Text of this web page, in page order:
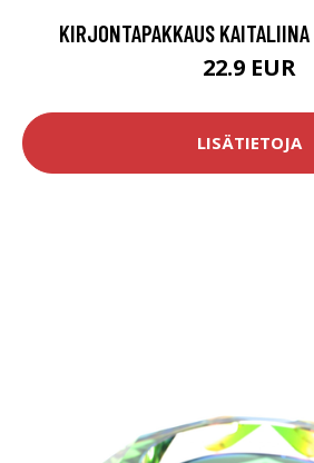
KIRJONTAPAKKAUS
22.9 EUR
LISÄTIETOJA